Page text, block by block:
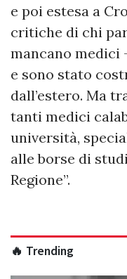
e poi estesa a
critiche di chi
mancano medici
e sono stato
dall’estero. Ma
tanti medici
università,
alle borse di
Regione”.
🔥 Trending